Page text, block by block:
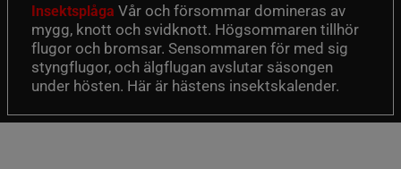
Insektsplåga Vår och försommar domineras av
mygg, knott och svidknott. Högsommaren tillhör
flugor och bromsar. Sensommaren för med sig
styngflugor, och älgflugan avslutar säsongen
under hösten. Här är hästens insektskalender.